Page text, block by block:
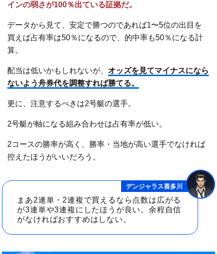
インの弱さが100％出ている証拠だ。
データから見て、安定で勝つのであれば1〜5位の出目を
買えば占有率は50％になるので、的中率も50％になる計
算。
配当は低いかもしれないが、 オッズを見てマイナスになら
ないよう舟券代を調整すれば勝てる。
更に、注意するべきは2号艇の選手。
2号艇が軸になる組み合わせは占有率が低い。
2コースの勝率が高く、勝率・当地が高い選手でなければ
控えたほうがいいだろう。
デンジャラス喜多川
まあ2連単・2連複で買えるなら点数は広がる
が3連単や3連複にしたほうが良い。余程自信
がなければおすすめはしない。